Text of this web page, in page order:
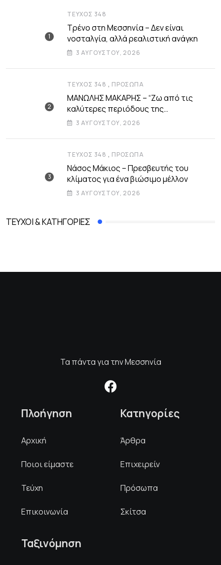
ΤΕΎΧΟΣ 348
Τρένο στη Μεσσηνία – Δεν είναι
νοσταλγία, αλλά ρεαλιστική ανάγκη
3 ΑΥΓΟΎΣΤΟΥ, 2026
ΤΕΎΧΟΣ 348 , ΠΡΌΣΩΠΑ
ΜΑΝΩΛΗΣ ΜΑΚΑΡΗΣ – “Ζω από τις
καλύτερες περιόδους της
αυτοδιοικητικής μου ζωής”
3 ΑΥΓΟΎΣΤΟΥ, 2026
ΤΕΎΧΟΣ 348 , ΠΡΌΣΩΠΑ
Νάσος Μάκιος – Πρεσβευτής του
κλίματος για ένα βιώσιμο μέλλον
3 ΑΥΓΟΎΣΤΟΥ, 2026
ΤΕΎΧΟΙ & ΚΑΤΗΓΟΡΊΕΣ
Τα πάντα για την Μεσσηνία
Πλοήγηση
Αρχική
Ποιοι είμαστε
Τεύχη
Επικοινωνία
Κατηγορίες
Άρθρα
Επιχειρείν
Πρόσωπα
Σκίτσα
Ταξινόμηση